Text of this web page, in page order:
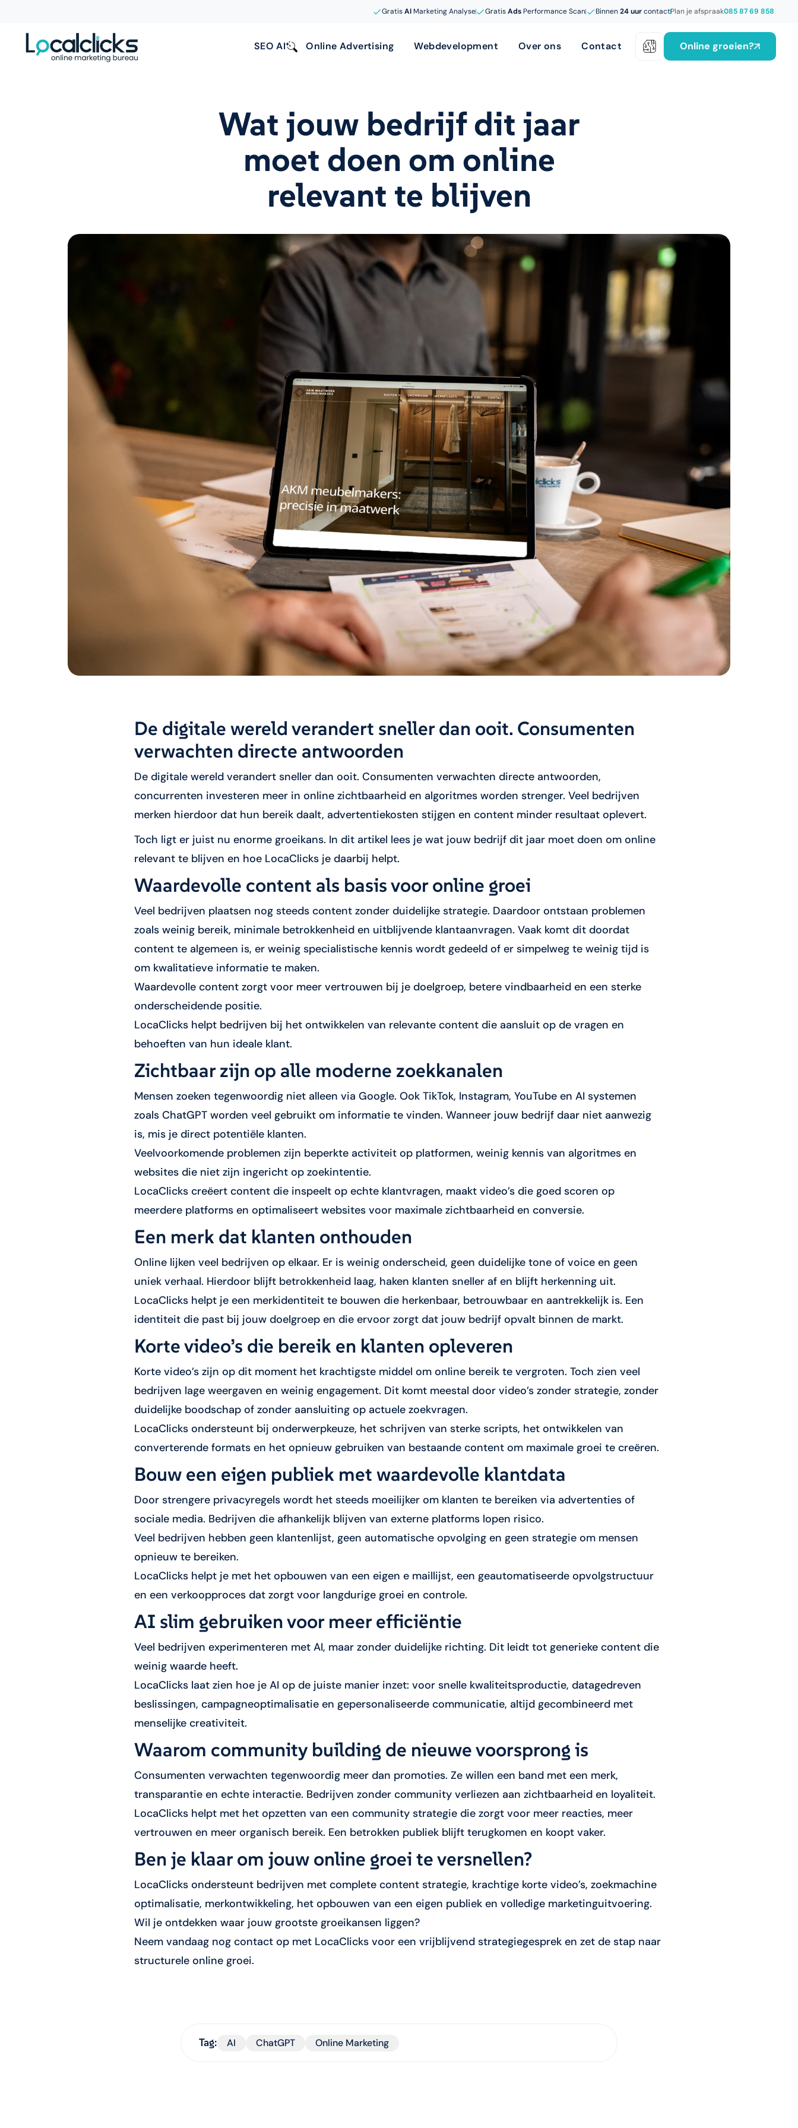
GratisAIMarketing Analyse GratisAdsPerformance Scan Binnen24 uurcontactPlan je afspraak085 87 69 858
SEO AI Online Advertising Webdevelopment Over ons Contact Online groeien?
Wat jouw bedrijf dit jaar
moet doen om online
relevant te blijven
De digitale wereld verandert sneller dan ooit. Consumenten
verwachten directe antwoorden
De digitale wereld verandert sneller dan ooit. Consumenten verwachten directe antwoorden,
concurrenten investeren meer in online zichtbaarheid en algoritmes worden strenger. Veel bedrijven
merken hierdoor dat hun bereik daalt, advertentiekosten stijgen en content minder resultaat oplevert.
Toch ligt er juist nu enorme groeikans. In dit artikel lees je wat jouw bedrijf dit jaar moet doen om online
relevant te blijven en hoe LocaClicks je daarbij helpt.
Waardevolle content als basis voor online groei
Veel bedrijven plaatsen nog steeds content zonder duidelijke strategie. Daardoor ontstaan problemen
zoals weinig bereik, minimale betrokkenheid en uitblijvende klantaanvragen. Vaak komt dit doordat
content te algemeen is, er weinig specialistische kennis wordt gedeeld of er simpelweg te weinig tijd is
om kwalitatieve informatie te maken.
Waardevolle content zorgt voor meer vertrouwen bij je doelgroep, betere vindbaarheid en een sterke
onderscheidende positie.
LocaClicks helpt bedrijven bij het ontwikkelen van relevante content die aansluit op de vragen en
behoeften van hun ideale klant.
Zichtbaar zijn op alle moderne zoekkanalen
Mensen zoeken tegenwoordig niet alleen via Google. Ook TikTok, Instagram, YouTube en AI systemen
zoals ChatGPT worden veel gebruikt om informatie te vinden. Wanneer jouw bedrijf daar niet aanwezig
is, mis je direct potentiële klanten.
Veelvoorkomende problemen zijn beperkte activiteit op platformen, weinig kennis van algoritmes en
websites die niet zijn ingericht op zoekintentie.
LocaClicks creëert content die inspeelt op echte klantvragen, maakt video’s die goed scoren op
meerdere platforms en optimaliseert websites voor maximale zichtbaarheid en conversie.
Een merk dat klanten onthouden
Online lijken veel bedrijven op elkaar. Er is weinig onderscheid, geen duidelijke tone of voice en geen
uniek verhaal. Hierdoor blijft betrokkenheid laag, haken klanten sneller af en blijft herkenning uit.
LocaClicks helpt je een merkidentiteit te bouwen die herkenbaar, betrouwbaar en aantrekkelijk is. Een
identiteit die past bij jouw doelgroep en die ervoor zorgt dat jouw bedrijf opvalt binnen de markt.
Korte video’s die bereik en klanten opleveren
Korte video’s zijn op dit moment het krachtigste middel om online bereik te vergroten. Toch zien veel
bedrijven lage weergaven en weinig engagement. Dit komt meestal door video’s zonder strategie, zonder
duidelijke boodschap of zonder aansluiting op actuele zoekvragen.
LocaClicks ondersteunt bij onderwerpkeuze, het schrijven van sterke scripts, het ontwikkelen van
converterende formats en het opnieuw gebruiken van bestaande content om maximale groei te creëren.
Bouw een eigen publiek met waardevolle klantdata
Door strengere privacyregels wordt het steeds moeilijker om klanten te bereiken via advertenties of
sociale media. Bedrijven die afhankelijk blijven van externe platforms lopen risico.
Veel bedrijven hebben geen klantenlijst, geen automatische opvolging en geen strategie om mensen
opnieuw te bereiken.
LocaClicks helpt je met het opbouwen van een eigen e maillijst, een geautomatiseerde opvolgstructuur
en een verkoopproces dat zorgt voor langdurige groei en controle.
AI slim gebruiken voor meer efficiëntie
Veel bedrijven experimenteren met AI, maar zonder duidelijke richting. Dit leidt tot generieke content die
weinig waarde heeft.
LocaClicks laat zien hoe je AI op de juiste manier inzet: voor snelle kwaliteitsproductie, datagedreven
beslissingen, campagneoptimalisatie en gepersonaliseerde communicatie, altijd gecombineerd met
menselijke creativiteit.
Waarom community building de nieuwe voorsprong is
Consumenten verwachten tegenwoordig meer dan promoties. Ze willen een band met een merk,
transparantie en echte interactie. Bedrijven zonder community verliezen aan zichtbaarheid en loyaliteit.
LocaClicks helpt met het opzetten van een community strategie die zorgt voor meer reacties, meer
vertrouwen en meer organisch bereik. Een betrokken publiek blijft terugkomen en koopt vaker.
Ben je klaar om jouw online groei te versnellen?
LocaClicks ondersteunt bedrijven met complete content strategie, krachtige korte video’s, zoekmachine
optimalisatie, merkontwikkeling, het opbouwen van een eigen publiek en volledige marketinguitvoering.
Wil je ontdekken waar jouw grootste groeikansen liggen?
Neem vandaag nog contact op met LocaClicks voor een vrijblijvend strategiegesprek en zet de stap naar
structurele online groei.
Tag: AI ChatGPT Online Marketing